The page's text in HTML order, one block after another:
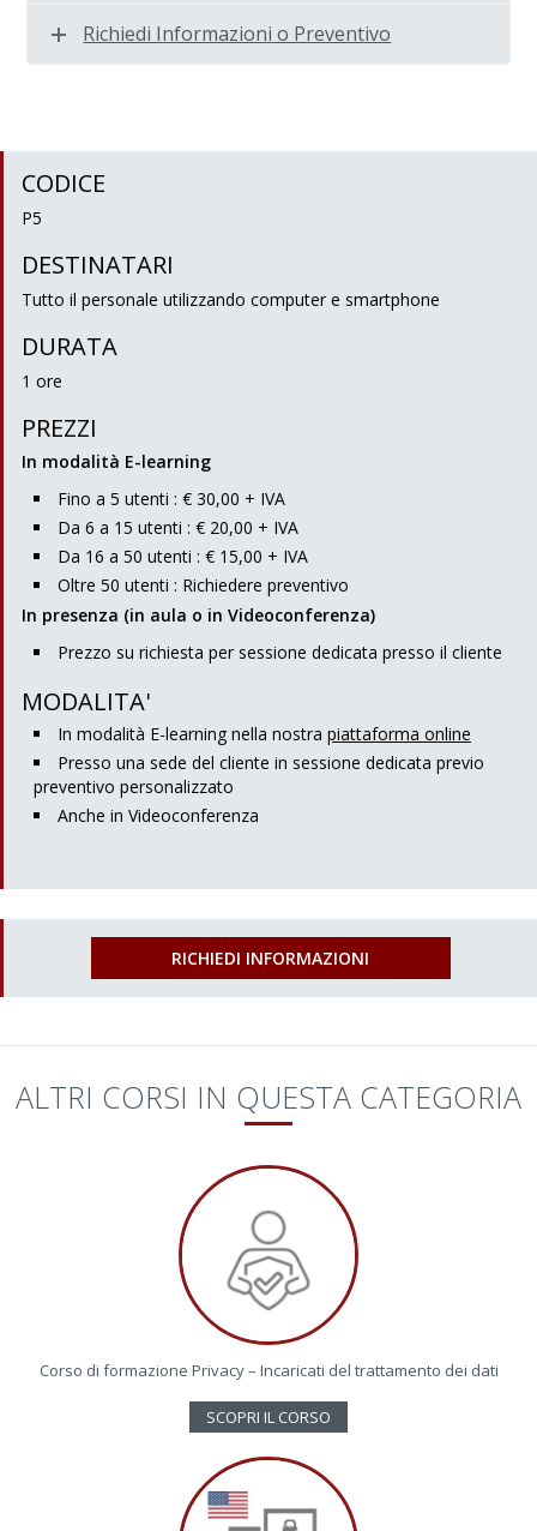
Richiedi Informazioni o Preventivo
CODICE
P5
DESTINATARI
Tutto il personale utilizzando computer e smartphone
DURATA
1 ore
PREZZI
In modalità E-learning
Fino a 5 utenti : € 30,00 + IVA
Da 6 a 15 utenti : € 20,00 + IVA
Da 16 a 50 utenti : € 15,00 + IVA
Oltre 50 utenti : Richiedere preventivo
In presenza (in aula o in Videoconferenza)
Prezzo su richiesta per sessione dedicata presso il cliente
MODALITA'
In modalità E-learning nella nostra piattaforma online
Presso una sede del cliente in sessione dedicata previo
preventivo personalizzato
Anche in Videoconferenza
RICHIEDI INFORMAZIONI
ALTRI CORSI IN QUESTA CATEGORIA
Corso di formazione Privacy – Incaricati del trattamento dei dati
SCOPRI IL CORSO